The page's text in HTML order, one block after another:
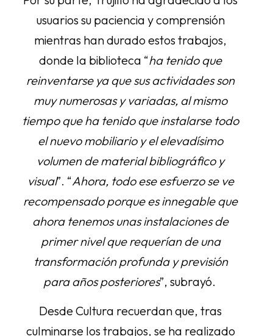
usuarios su paciencia y comprensión
mientras han durado estos trabajos,
donde la biblioteca “ha tenido que
reinventarse ya que sus actividades son
muy numerosas y variadas, al mismo
tiempo que ha tenido que instalarse todo
el nuevo mobiliario y el elevadísimo
volumen de material bibliográfico y
visual”. “Ahora, todo ese esfuerzo se ve
recompensado porque es innegable que
ahora tenemos unas instalaciones de
primer nivel que requerían de una
transformación profunda y previsión
para años posteriores”, subrayó.
Desde Cultura recuerdan que, tras
culminarse los trabajos, se ha realizado